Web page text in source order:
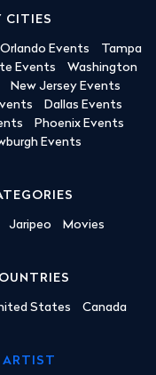
CITIES
Orlando Events
Tampa
Events
Washington
New Jersey Events
Dallas Events
Phoenix Events
Events
Jaripeo Movies
States Canada
ARTIST